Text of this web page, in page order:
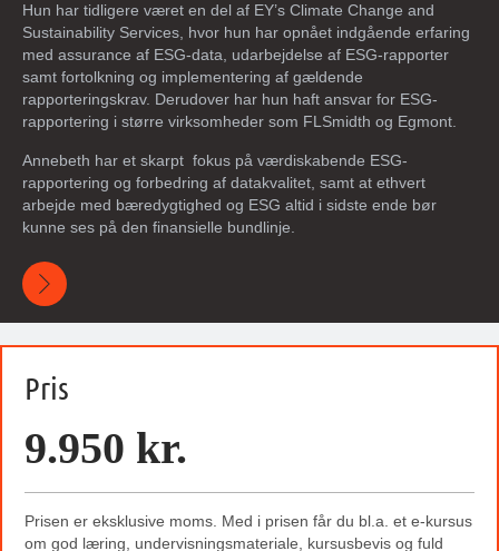
Hun har tidligere været en del af EY’s Climate Change and
Sustainability Services, hvor hun har opnået indgående erfaring
med assurance af ESG-data, udarbejdelse af ESG-rapporter
samt fortolkning og implementering af gældende
rapporteringskrav. Derudover har hun haft ansvar for ESG-
rapportering i større virksomheder som FLSmidth og Egmont
Annebeth har et skarpt fokus på værdiskabende ESG-
rapportering og forbedring af datakvalitet, samt at ethvert
arbejde med bæredygtighed og ESG altid i sidste ende bør
kunne ses på den finansielle bundlinje.
Pris
9.950 kr.
Prisen er eksklusive moms. Med i prisen får du bl.a. et e-kursus
om god læring, undervisningsmateriale, kursusbevis og fuld